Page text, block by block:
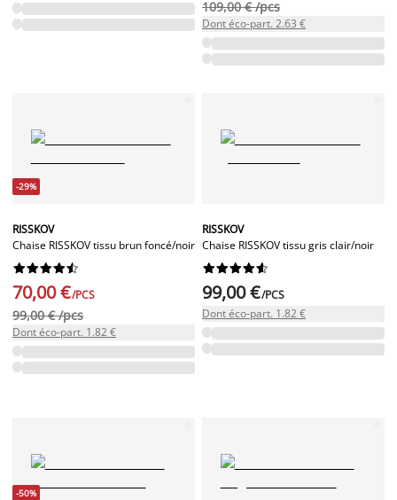
109,00 € /pcs
Dont éco-part. 2.63 €
-29%
RISSKOV
Chaise RISSKOV tissu brun foncé/noir






70,00 €/PCS
99,00 € /pcs
Dont éco-part. 1.82 €
RISSKOV
Chaise RISSKOV tissu gris clair/noir






99,00 €/PCS
Dont éco-part. 1.82 €
-50%